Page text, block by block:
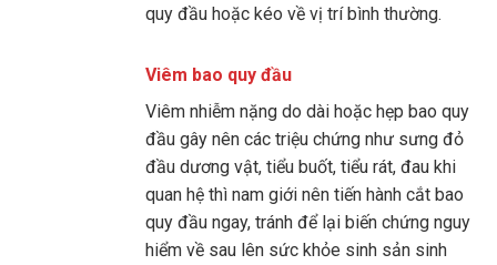
quy đầu hoặc kéo về vị trí bình thường.
Viêm bao quy đầu
Viêm nhiễm nặng do dài hoặc hẹp bao quy
đầu gây nên các triệu chứng như sưng đỏ
đầu dương vật, tiểu buốt, tiểu rát, đau khi
quan hệ thì nam giới nên tiến hành cắt bao
quy đầu ngay, tránh để lại biến chứng nguy
hiểm về sau lên sức khỏe sinh sản sinh